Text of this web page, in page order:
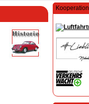
Kooperation